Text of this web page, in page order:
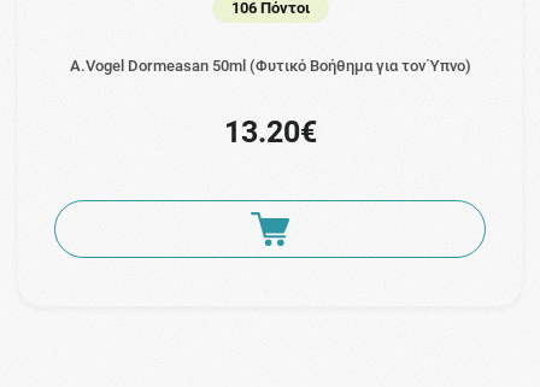
106 Πόντοι
A.Vogel Dormeasan 50ml (Φυτικό Βοήθημα για τον Ύπνο)
13.20€